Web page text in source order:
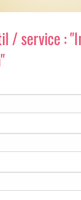
/ service :